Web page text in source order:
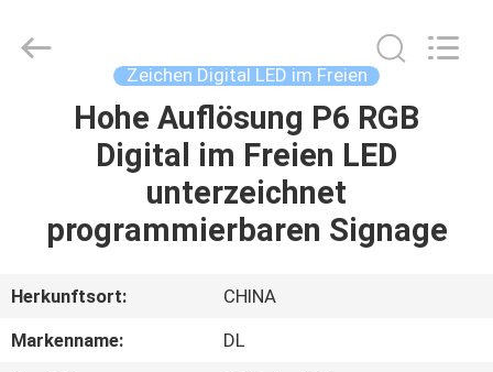
HAUS
PRODUKTE
SHOW
LED
Co.,Ltd.
Zeichen Digital LED im Freien
Hohe Auflösung P6 RGB
Digital im Freien LED
unterzeichnet
programmierbaren Signage
Herkunftsort:
CHINA
Markenname:
DL